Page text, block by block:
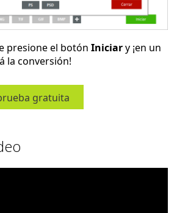
presione el botón Iniciary ¡en un
la conversión!
gratuita